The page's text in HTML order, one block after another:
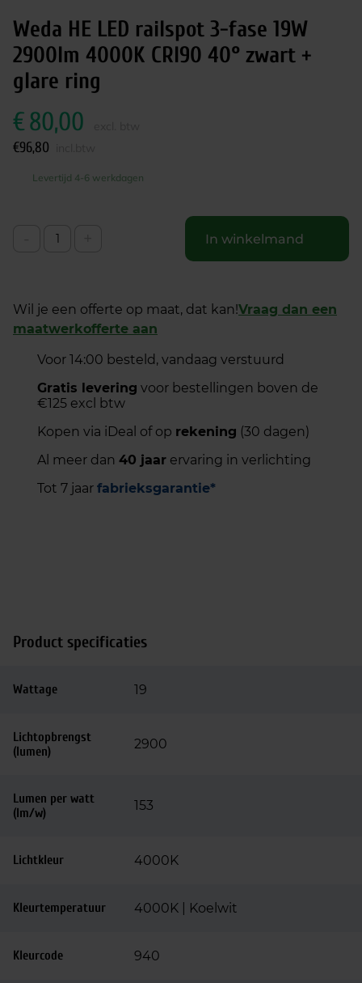
Weda HE LED railspot 3-fase 19W
2900lm 4000K CRI90 40° zwart +
glare ring
€80,00
€96,80
Levertijd 4-6 werkdagen
In winkelmand
Wil je een offerte op maat, dat kan!Vraag dan een
maatwerkofferte aan
Voor 14:00 besteld, vandaag verstuurd
Gratis levering voor bestellingen boven de
€125 excl btw
Kopen via iDeal of op rekening (30 dagen)
Al meer dan 40 jaar ervaring in verlichting
Tot 7 jaar fabrieksgarantie*
Product specificaties
Wattage 19
Lichtopbrengst
(lumen)
2900
Lumen per watt
(lm/w)
153
Lichtkleur 4000K
Kleurtemperatuur 4000K | Koelwit
Kleurcode 940